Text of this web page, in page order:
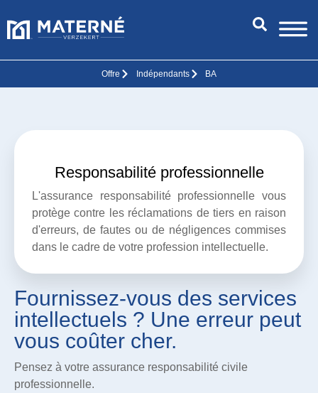
Offre Indépendants BA
Fournissez-vous des services
intellectuels ? Une erreur peut
vous coûter cher.
Pensez à votre assurance responsabilité civile
professionnelle.
Responsabilité professionnelle
L'assurance responsabilité professionnelle vous
protège contre les réclamations de tiers en raison
d'erreurs, de fautes ou de négligences commises
dans le cadre de votre profession intellectuelle.